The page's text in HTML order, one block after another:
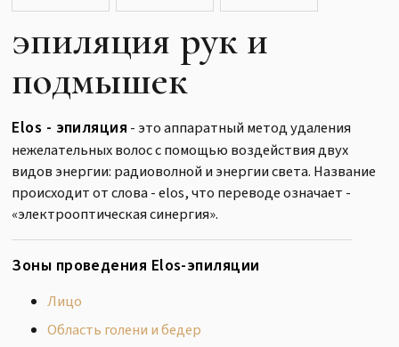
эпиляция рук и
подмышек
Elos - эпиляция - это аппаратный метод удаления
нежелательных волос с помощью воздействия двух
видов энергии: радиоволной и энергии света. Название
происходит от слова - elos, что переводе означает -
«электрооптическая синергия».
Зоны проведения Elos-эпиляции
Лицо
Область голени и бедер